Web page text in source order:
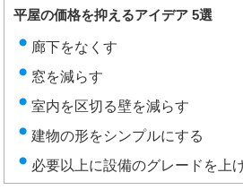
平屋の価格を抑えるアイデア 5選
廊下をなくす
窓を減らす
室内を区切る壁を減らす
建物の形をシンプルにする
必要以上に設備のグレードを上